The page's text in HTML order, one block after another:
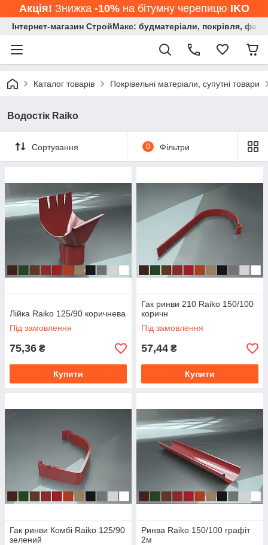
Акція! Знижка -10%на бітумну черепицю IKO
Інтернет-магазин СтройМакс: будматеріали, покрівля,
Каталог товарів Покрівельні матеріали, супутні товари
Водостік Raiko
Сортування 0 Фільтри
Лійка Raiko 125/90 коричнева
Під замовлення
75,36 ₴
Купити
Гак ринви 210 Raiko 150/100
коричн
Під замовлення
57,44 ₴
Купити
Гак ринви Комбі Raiko 125/90
зелений
Ринва Raiko 150/100 графіт
2м